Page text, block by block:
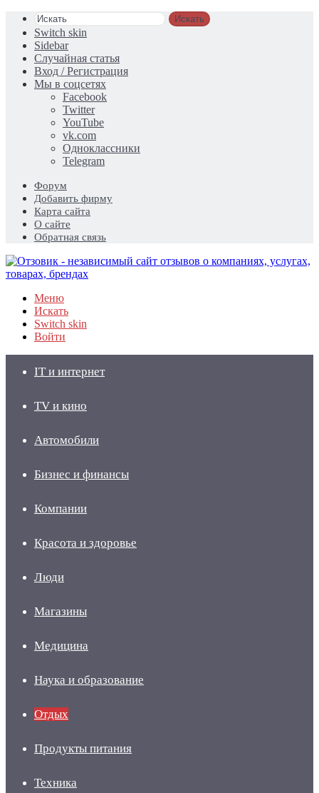
Искать
Switch skin
Sidebar
Случайная статья
Вход / Регистрация
Мы в соцсетях
Facebook
Twitter
YouTube
vk.com
Одноклассники
Telegram
Форум
Добавить фирму
Карта сайта
О сайте
Обратная связь
Меню
Искать
Switch skin
Войти
IT и интернет
TV и кино
Автомобили
Бизнес и финансы
Компании
Красота и здоровье
Люди
Магазины
Медицина
Наука и образование
Отдых
Продукты питания
Техника